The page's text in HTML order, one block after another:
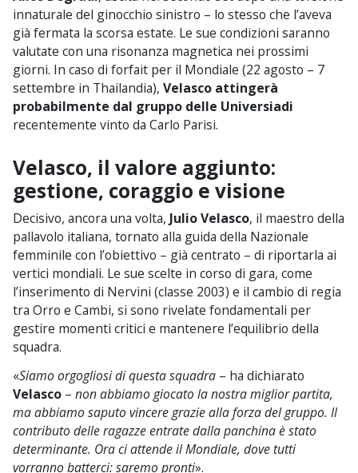
innaturale del ginocchio sinistro – lo stesso che l’aveva
già fermata la scorsa estate. Le sue condizioni saranno
valutate con una risonanza magnetica nei prossimi
giorni. In caso di forfait per il Mondiale (22 agosto – 7
settembre in Thailandia), Velasco attingerà
probabilmente dal gruppo delle Universiadi
recentemente vinto da Carlo Parisi.
Velasco, il valore aggiunto:
gestione, coraggio e visione
Decisivo, ancora una volta, Julio Velasco, il maestro della
pallavolo italiana, tornato alla guida della Nazionale
femminile con l’obiettivo – già centrato – di riportarla ai
vertici mondiali. Le sue scelte in corso di gara, come
l’inserimento di Nervini (classe 2003) e il cambio di regia
tra Orro e Cambi, si sono rivelate fondamentali per
gestire momenti critici e mantenere l’equilibrio della
squadra.
«Siamo orgogliosi di questa squadra – ha dichiarato
Velasco – non abbiamo giocato la nostra miglior partita,
ma abbiamo saputo vincere grazie alla forza del gruppo. Il
contributo delle ragazze entrate dalla panchina è stato
determinante. Ora ci attende il Mondiale, dove tutti
vorranno batterci: saremo pronti».